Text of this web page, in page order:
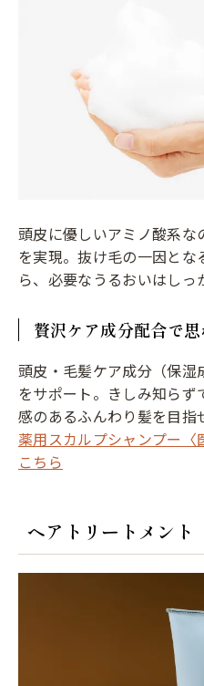
頭皮に優しいアミノ酸系な
を実現。抜け毛の一因と
ら、必要なうるおいはしっ
贅沢ケア成分配合で
頭皮・毛髪ケア成分（保
をサポート。きしみ知ら
感のあるふんわり髪を目指
薬用スカルプシャンプー
こちら
ヘアトリートメント